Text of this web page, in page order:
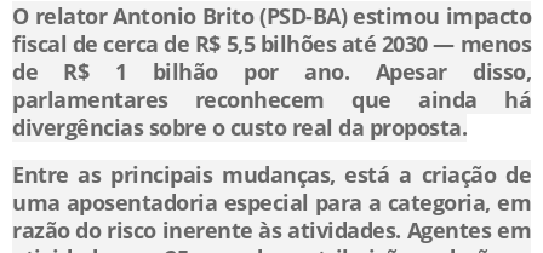
O relator Antonio Brito (PSD-BA) estimou impacto
fiscal de cerca de R$ 5,5 bilhões até 2030 — menos
de R$ 1 bilhão por ano. Apesar disso,
parlamentares reconhecem que ainda há
divergências sobre o custo real da proposta.
Entre as principais mudanças, está a criação de
uma aposentadoria especial para a categoria, em
razão do risco inerente às atividades. Agentes em